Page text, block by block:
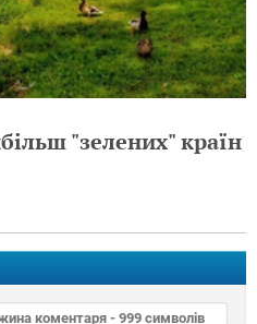
"зелених" країн